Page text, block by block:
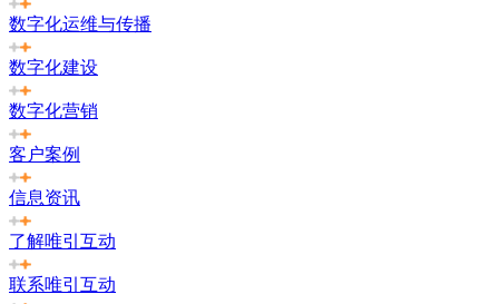
数字化运维与传播
数字化建设
数字化营销
客户案例
信息资讯
了解唯引互动
联系唯引互动